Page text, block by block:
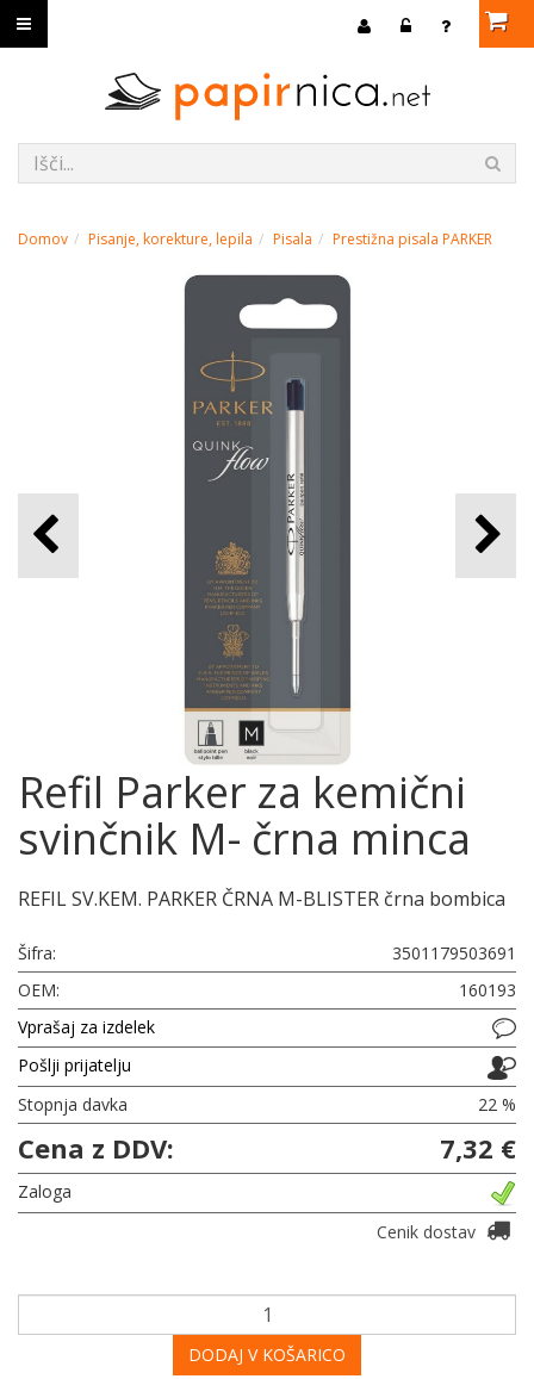
Domov Pisanje, korekture, lepila Pisala Prestižna pisala PARKER
Refil Parker za kemični
svinčnik M- črna minca
REFIL SV.KEM. PARKER ČRNA M-BLISTER črna bombica
Šifra:
3501179503691
OEM:
160193
Vprašaj za izdelek
Pošlji prijatelju
Stopnja davka
22 %
Cena z DDV: 7,32 €
Zaloga
Cenik dostav
DODAJ V KOŠARICO